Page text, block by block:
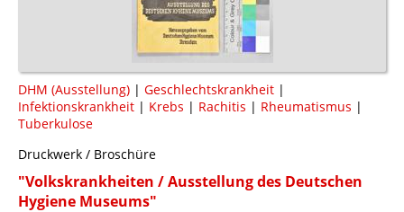
DHM (Ausstellung) | Geschlechtskrankheit |
Infektionskrankheit | Krebs | Rachitis | Rheumatismus |
Tuberkulose
Druckwerk / Broschüre
"Volkskrankheiten / Ausstellung des Deutschen
Hygiene Museums"